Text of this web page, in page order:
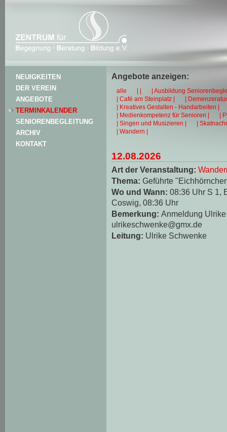
NEUIGKEITEN
DER VEREIN
ANGEBOTE
TERMINKALENDER
SENIORENBEGLEITUNG
ARCHIV
KONTAKT
Angebote anzeigen:
alle | |
| Ausbildung
| Café am Steinplatz |
|
| Kreatives Gestalten - Handarbeiten |
| Medienkompetenz für Senioren |
|
| Singen und Musizieren |
|
| Wandern |
12.08.2026
Art der Veranstaltung:
Thema: Geführte
Wo und Wann: 08:36 Uhr S 1,
Coswig, 08:36 Uhr
Bemerkung: Anmeldung
ulrikeschwenke@gmx.de
Leitung: Ulrike Schwenke